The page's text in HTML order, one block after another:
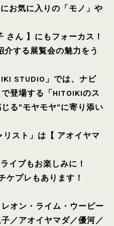
お気に入りの「モノ」や
さん 】にもフォーカス！
する展覧会の魅力をう
STUDIO」では、ナビ
登場する「HITOIKIのス
る"モヤモヤ"に寄り添い
スト」は【 アオイヤマ
イブもお楽しみに！
ケプレもあります！
レオン・ライム・ウーピー
／アオイヤマダ／優河／